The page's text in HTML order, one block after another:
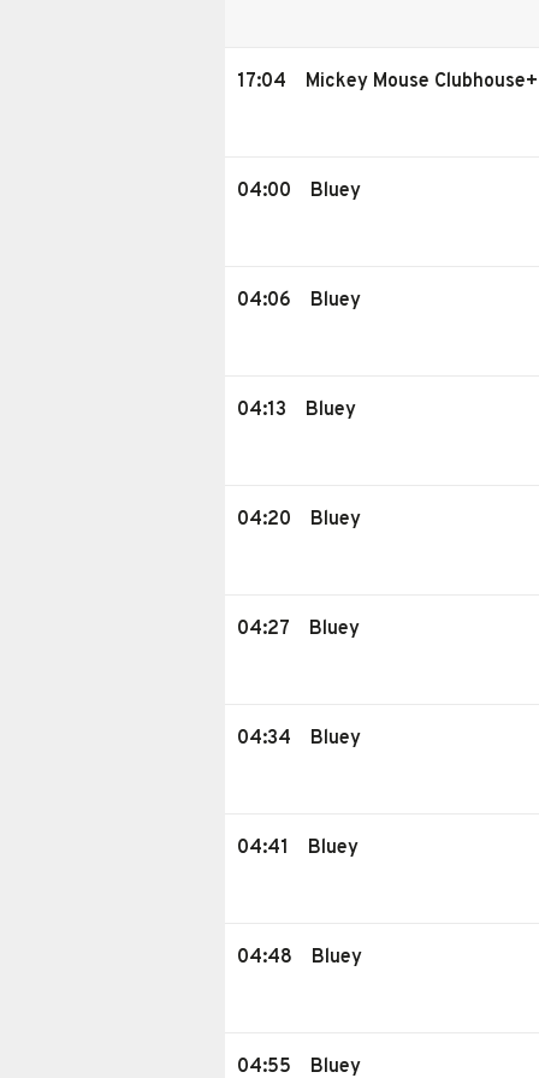
17:04 Mickey Mouse Clubhouse+
04:00 Bluey
04:06 Bluey
04:13 Bluey
04:20 Bluey
04:27 Bluey
04:34 Bluey
04:41 Bluey
04:48 Bluey
04:55 Bluey